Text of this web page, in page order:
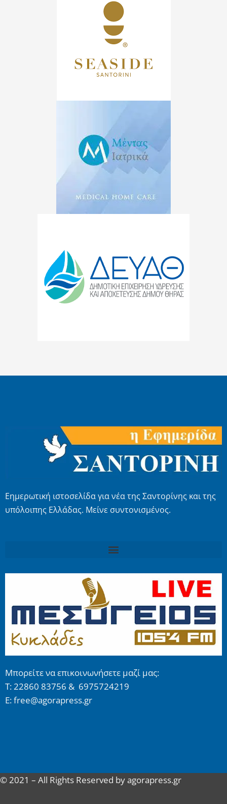
Εημερωτική ιστοσελίδα για νέα της Σαντορίνης και της
υπόλοιπης Ελλάδας. Μείνε συντονισμένος.
Μπορείτε να επικοινωνήσετε μαζί μας:
Τ: 22860 83756 & 6975724219
E: free@agorapress.gr
© 2021 – All Rights Reserved by agorapress.gr